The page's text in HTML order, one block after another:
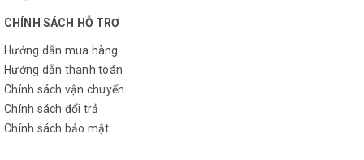
CHÍNH SÁCH HỖ TRỢ
Hướng dẫn mua hàng
Hướng dẫn thanh toán
Chính sách vận chuyển
Chính sách đổi trả
Chính sách bảo mật